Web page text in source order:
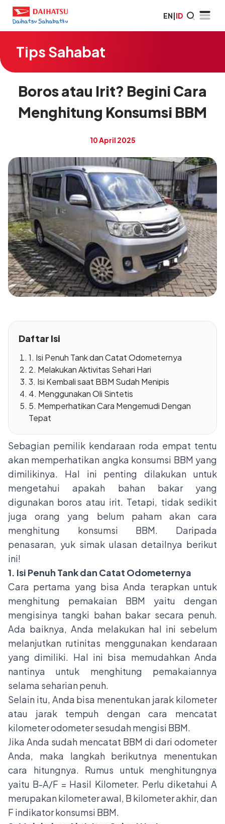
EN|ID
Tips Sahabat
Boros atau Irit? Begini Cara
Menghitung Konsumsi BBM
10 April 2025
Daftar Isi
1. Isi Penuh Tank dan Catat Odometernya
2. Melakukan Aktivitas Sehari Hari
3. Isi Kembali saat BBM Sudah Menipis
4. Menggunakan Oli Sintetis
5. Memperhatikan Cara Mengemudi Dengan
Tepat
Sebagian pemilik kendaraan roda empat tentu
akan memperhatikan angka konsumsi BBM yang
dimilikinya. Hal ini penting dilakukan untuk
mengetahui apakah bahan bakar yang
digunakan boros atau irit. Tetapi, tidak sedikit
juga orang yang belum paham akan cara
menghitung konsumsi BBM. Daripada
penasaran, yuk simak ulasan detailnya berikut
ini!
1. Isi Penuh Tank dan Catat Odometernya
Cara pertama yang bisa Anda terapkan untuk
menghitung pemakaian BBM yaitu dengan
mengisinya tangki bahan bakar secara penuh.
Ada baiknya, Anda melakukan hal ini sebelum
melanjutkan rutinitas menggunakan kendaraan
yang dimiliki. Hal ini bisa memudahkan Anda
nantinya untuk menghitung pemakaiannya
selama seharian penuh.
Selain itu, Anda bisa menentukan jarak kilometer
atau jarak tempuh dengan cara mencatat
kilometer odometer sesudah mengisi BBM.
Jika Anda sudah mencatat BBM di dari odometer
Anda, maka langkah berikutnya menentukan
cara hitungnya. Rumus untuk menghitungnya
yaitu B-A/F = Hasil Kilometer. Perlu diketahui A
merupakan kilometer awal, B kilometer akhir, dan
F indikator konsumsi BBM.